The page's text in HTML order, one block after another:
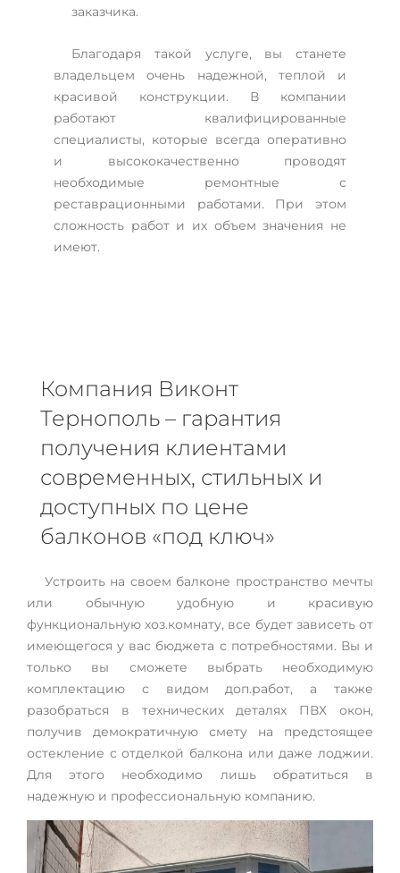
заказчика.
Благодаря такой услуге, вы станете
владельцем очень надежной, теплой и
красивой конструкции. В компании
работают квалифицированные
специалисты, которые всегда оперативно
и высококачественно проводят
необходимые ремонтные с
реставрационными работами. При этом
сложность работ и их объем значения не
имеют.
Компания Виконт
Тернополь – гарантия
получения клиентами
современных, стильных и
доступных по цене
балконов «под ключ»
Устроить на своем балконе пространство мечты
или обычную удобную и красивую
функциональную хоз.комнату, все будет зависеть от
имеющегося у вас бюджета с потребностями. Вы и
только вы сможете выбрать необходимую
комплектацию с видом доп.работ, а также
разобраться в технических деталях ПВХ окон,
получив демократичную смету на предстоящее
остекление с отделкой балкона или даже лоджии.
Для этого необходимо лишь обратиться в
надежную и профессиональную компанию.